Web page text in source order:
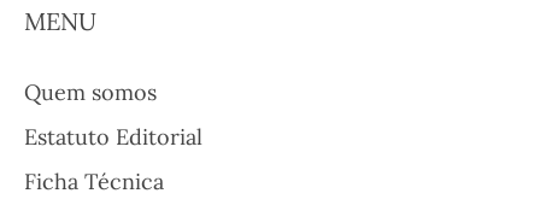
MENU
Quem somos
Estatuto Editorial
Ficha Técnica